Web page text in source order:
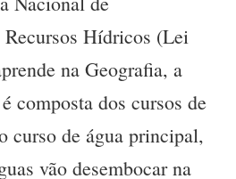
Recursos Hídricos (Lei
na Geografia, a
composta dos cursos de
curso de água principal,
vão desembocar na